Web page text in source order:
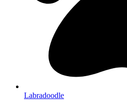
Labradoodle